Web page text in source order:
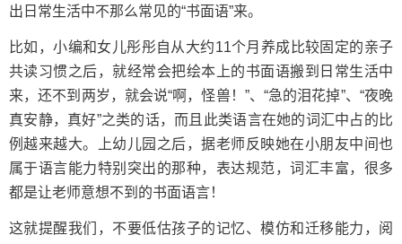
出日常生活中不那么常见的“书面语”来。
比如，小编和女儿彤彤自从大约11个月养成比较固定的亲子
共读习惯之后，就经常会把绘本上的书面语搬到日常生活中
来，还不到两岁，就会说“啊，怪兽！”、“急的泪花掉”、“夜晚
真安静，真好”之类的话，而且此类语言在她的词汇中占的比
例越来越大。上幼儿园之后，据老师反映她在小朋友中间也
属于语言能力特别突出的那种，表达规范，词汇丰富，很多
都是让老师意想不到的书面语言！
这就提醒我们，不要低估孩子的记忆、模仿和迁移能力，阅